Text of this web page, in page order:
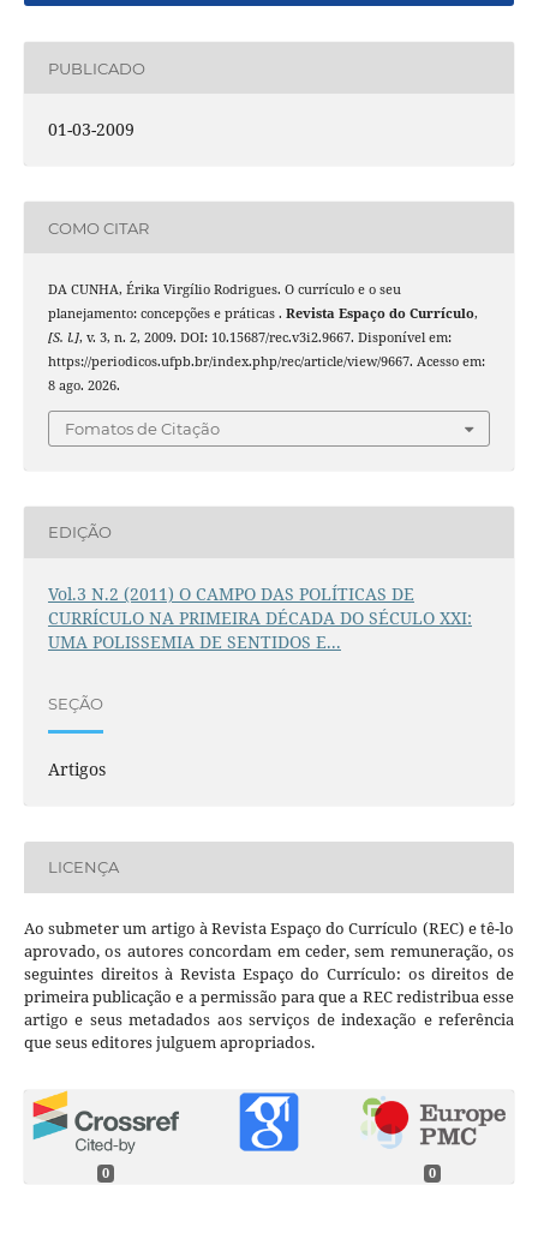
PUBLICADO
01-03-2009
COMO CITAR
DA CUNHA, Érika Virgílio Rodrigues. O currículo e o seu
planejamento: concepções e práticas . Revista Espaço do Currículo,
[S. l.], v. 3, n. 2, 2009. DOI: 10.15687/rec.v3i2.9667. Disponível em:
https://periodicos.ufpb.br/index.php/rec/article/view/9667. Acesso em:
8 ago. 2026.
Fomatos de Citação
EDIÇÃO
Vol.3 N.2 (2011) O CAMPO DAS POLÍTICAS DE
CURRÍCULO NA PRIMEIRA DÉCADA DO SÉCULO XXI:
UMA POLISSEMIA DE SENTIDOS E...
SEÇÃO
Artigos
LICENÇA
Ao submeter um artigo à Revista Espaço do Currículo (REC) e tê-lo
aprovado, os autores concordam em ceder, sem remuneração, os
seguintes direitos à Revista Espaço do Currículo: os direitos de
primeira publicação e a permissão para que a REC redistribua esse
artigo e seus metadados aos serviços de indexação e referência
que seus editores julguem apropriados.
0 0